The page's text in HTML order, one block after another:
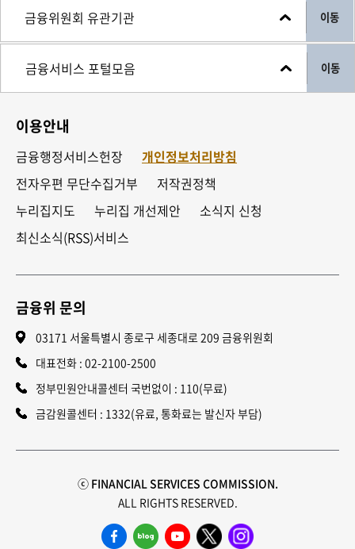
이동
이동
이용안내
금융행정서비스헌장
개인정보처리방침
전자우편 무단수집거부
저작권정책
누리집지도
누리집 개선제안
소식지 신청
최신소식(RSS)서비스
금융위 문의
03171 서울특별시 종로구 세종대로 209 금융위원회
대표전화 : 02-2100-2500
정부민원안내콜센터 국번없이 : 110(무료)
금감원콜센터 : 1332(유료, 통화료는 발신자 부담)
ⓒ FINANCIAL SERVICES COMMISSION.
ALL RIGHTS RESERVED.